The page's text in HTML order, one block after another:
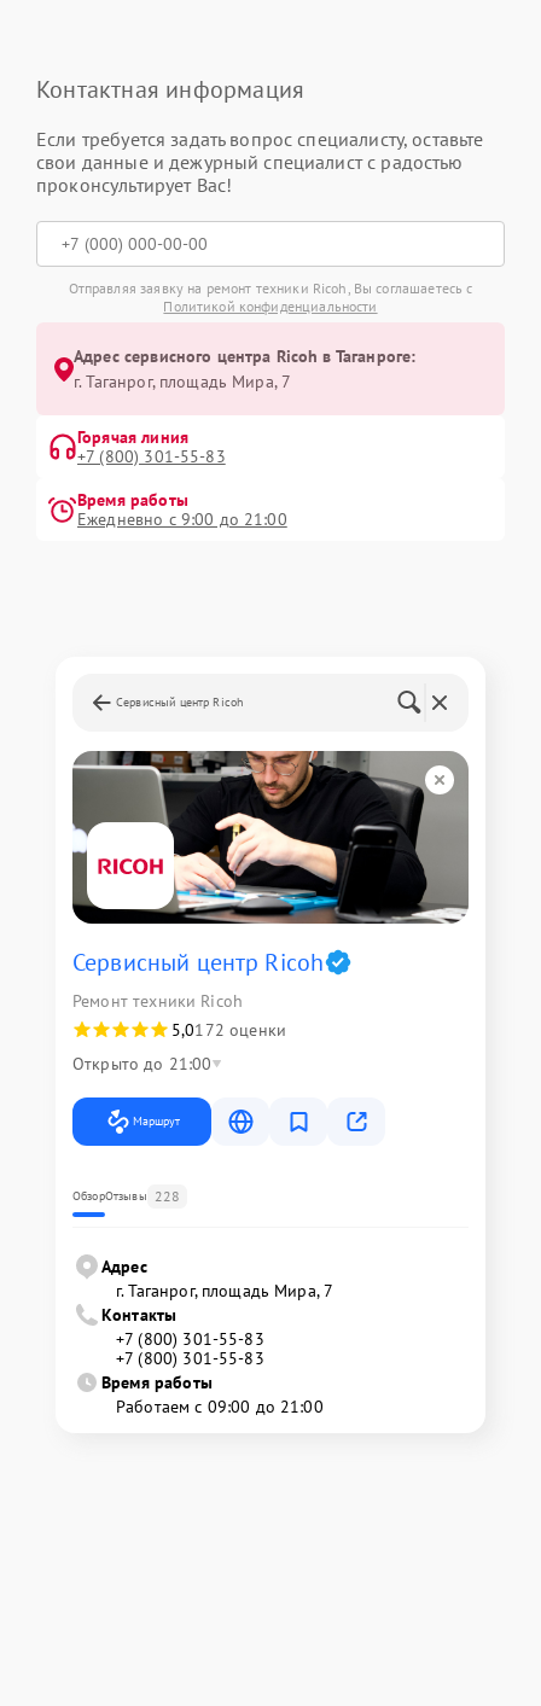
Контактная информация
Если требуется задать вопрос специалисту, оставьте
свои данные и дежурный специалист с радостью
проконсультирует Вас!
Отправляя заявку на ремонт техники Ricoh, Вы соглашаетесь с
Политикой конфиденциальности
Адрес сервисного центра Ricoh в Таганроге:
г. Таганрог, площадь Мира, 7
Горячая линия
+7 (800) 301-55-83
Время работы
Ежедневно с 9:00 до 21:00
Сервисный центр Ricoh
Сервисный центр Ricoh
Ремонт техники Ricoh
5,0172 оценки
Открыто до 21:00
Маршрут
ОбзорОтзывы 228
Адрес
г. Таганрог, площадь Мира, 7
Контакты
+7 (800) 301-55-83
+7 (800) 301-55-83
Время работы
Работаем с 09:00 до 21:00